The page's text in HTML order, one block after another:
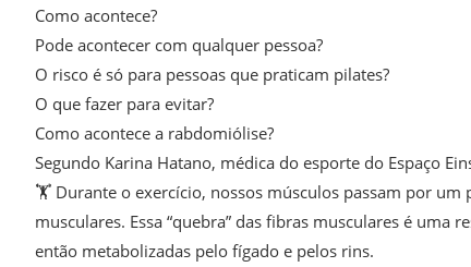
Como acontece?
Pode acontecer com qualquer pessoa?
O risco é só para pessoas que praticam pilates?
O que fazer para evitar?
Como acontece a rabdomiólise?
Segundo Karina Hatano, médica do esporte do Espaço
🏋️ Durante o exercício, nossos músculos passam por um
musculares. Essa “quebra” das fibras musculares é uma
então metabolizadas pelo fígado e pelos rins.